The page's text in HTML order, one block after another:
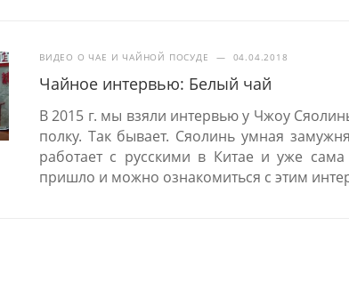
ВИДЕО О ЧАЕ И ЧАЙНОЙ ПОСУДЕ — 04.04.2018
Чайное интервью: Белый чай
В 2015 г. мы взяли интервью у Чжоу
полку. Так бывает. Сяолинь умная
работает с русскими в Китае и уже
пришло и можно ознакомиться с этим